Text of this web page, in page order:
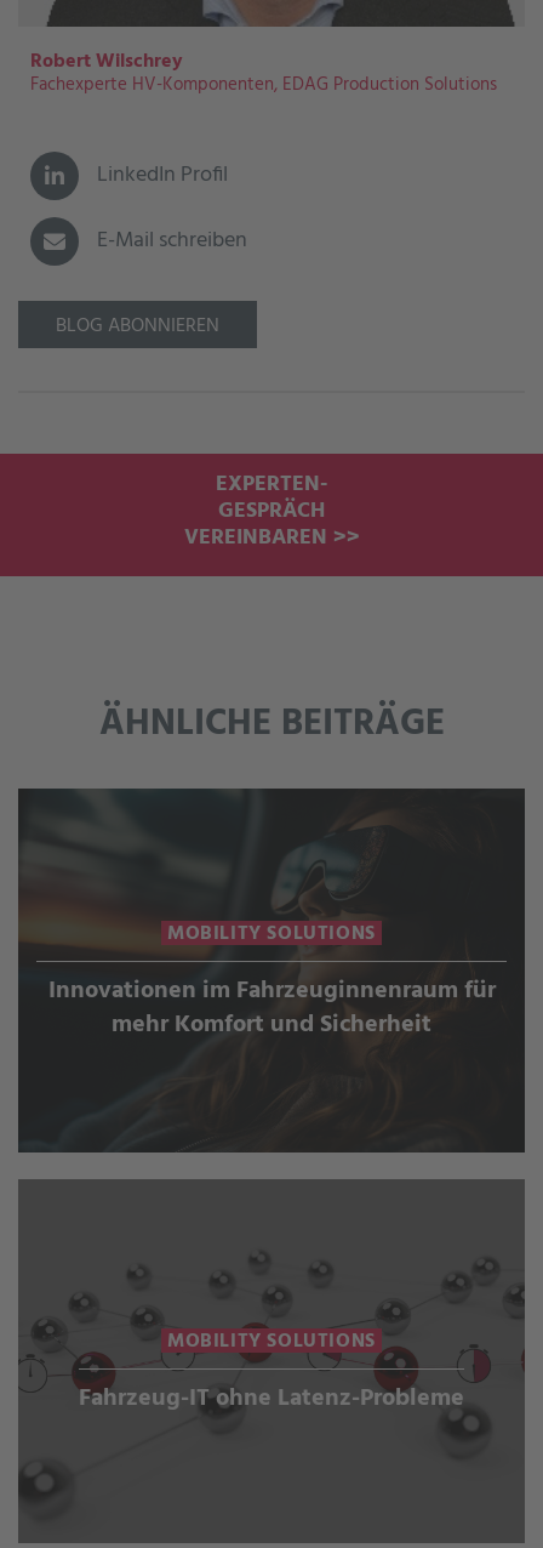
Robert Wilschrey
Fachexperte HV-Komponenten, EDAG Production Solutions
LinkedIn Profil
E-Mail schreiben
BLOG ABONNIEREN
EXPERTEN-
GESPRÄCH
VEREINBAREN >>
ÄHNLICHE BEITRÄGE
MOBILITY SOLUTIONS
Innovationen im Fahrzeuginnenraum für
mehr Komfort und Sicherheit
MOBILITY SOLUTIONS
Fahrzeug-IT ohne Latenz-Probleme